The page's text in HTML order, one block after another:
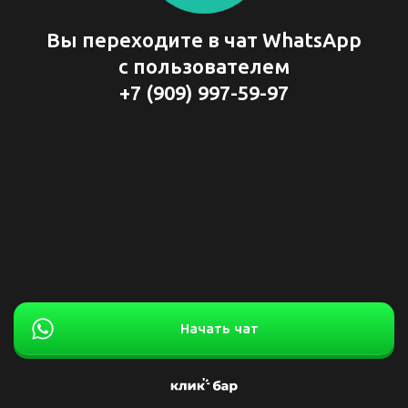
Вы переходите в чат WhatsApp
с пользователем
+7 (909) 997-59-97
Начать чат